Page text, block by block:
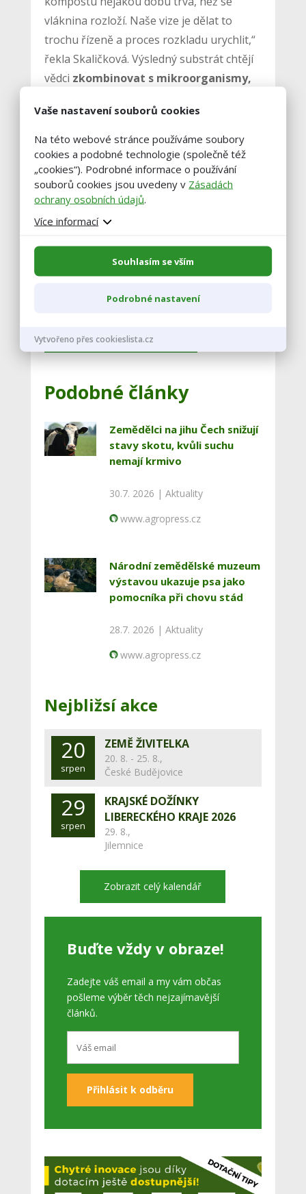
vláknina rozloží. Naše vize je dělat to
trochu řízeně a proces rozkladu urychlit,“
řekla Skaličková. Výsledný substrát chtějí
vědci zkombinovat s mikroorganismy,
celkový stav pěstovaných rostlin, a
tímto způsobem navracet do půdy
živiny a zlepšovat výnosnost plodin.
zdroj: ČTK
foto: pixabay.com
Vstoupit do diskuze
Podobné články
Zemědělci na jihu Čech snižují
stavy skotu, kvůli suchu
nemají krmivo
30.7. 2026 | Aktuality
www.agropress.cz
Národní zemědělské muzeum
výstavou ukazuje psa jako
pomocníka při chovu stád
28.7. 2026 | Aktuality
www.agropress.cz
Nejbližsí akce
20
srpen
ZEMĚ ŽIVITELKA
20. 8. - 25. 8.,
České Budějovice
29
srpen
KRAJSKÉ DOŽÍNKY
LIBERECKÉHO KRAJE 2026
29. 8.,
Jilemnice
Zobrazit celý kalendář
Buďte vždy v obraze!
Zadejte váš email a my vám občas
pošleme výběr těch nejzajímavější
článků.
Vaše nastavení souborů cookies
Na této webové stránce používáme soubory
cookies a podobné technologie (společně též
„cookies“). Podrobné informace o používání
souborů cookies jsou uvedeny v Zásadách
ochrany osobních údajů.
Více informací
Souhlasím se vším
Podrobné nastavení
Vytvořeno přes cookieslista.cz